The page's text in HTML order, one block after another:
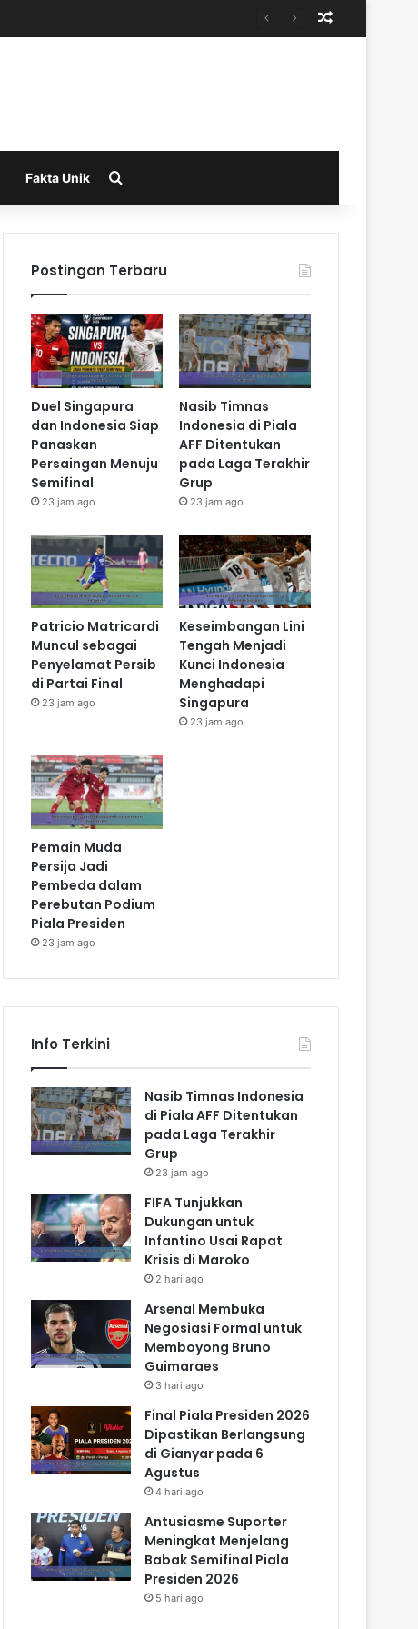
Fakta Unik
Postingan Terbaru
Duel Singapura
dan Indonesia Siap
Panaskan
Persaingan Menuju
Semifinal
23 jam ago
Nasib Timnas
Indonesia di Piala
AFF Ditentukan
pada Laga Terakhir
Grup
23 jam ago
Patricio Matricardi
Muncul sebagai
Penyelamat Persib
di Partai Final
23 jam ago
Keseimbangan Lini
Tengah Menjadi
Kunci Indonesia
Menghadapi
Singapura
23 jam ago
Pemain Muda
Persija Jadi
Pembeda dalam
Perebutan Podium
Piala Presiden
23 jam ago
Info Terkini
Nasib Timnas Indonesia
di Piala AFF Ditentukan
pada Laga Terakhir
Grup
23 jam ago
FIFA Tunjukkan
Dukungan untuk
Infantino Usai Rapat
Krisis di Maroko
2 hari ago
Arsenal Membuka
Negosiasi Formal untuk
Memboyong Bruno
Guimaraes
3 hari ago
Final Piala Presiden 2026
Dipastikan Berlangsung
di Gianyar pada 6
Agustus
4 hari ago
Antusiasme Suporter
Meningkat Menjelang
Babak Semifinal Piala
Presiden 2026
5 hari ago